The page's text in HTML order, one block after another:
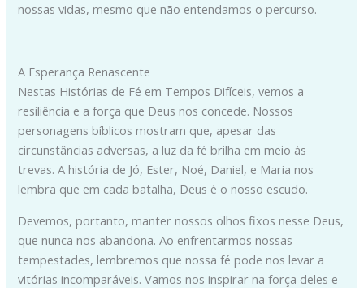
nossas vidas, mesmo que não entendamos o percurso.
A Esperança Renascente
Nestas Histórias de Fé em Tempos Difíceis, vemos a
resiliência e a força que Deus nos concede. Nossos
personagens bíblicos mostram que, apesar das
circunstâncias adversas, a luz da fé brilha em meio às
trevas. A história de Jó, Ester, Noé, Daniel, e Maria nos
lembra que em cada batalha, Deus é o nosso escudo.
Devemos, portanto, manter nossos olhos fixos nesse Deus,
que nunca nos abandona. Ao enfrentarmos nossas
tempestades, lembremos que nossa fé pode nos levar a
vitórias incomparáveis. Vamos nos inspirar na força deles e